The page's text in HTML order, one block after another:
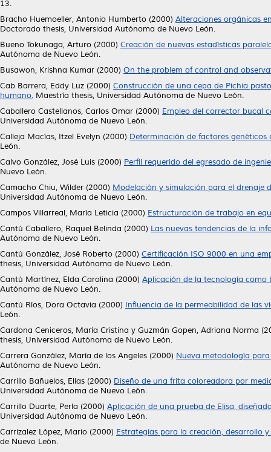
13.
Bracho Huemoeller, Antonio Humberto (2000) Alteraciones orgánicas
Doctorado thesis, Universidad Autónoma de Nuevo León.
Bueno Tokunaga, Arturo (2000) Creación de nuevas estadísticas
Autónoma de Nuevo León.
Busawon, Krishna Kumar (2000) On the problem of control and
Cab Barrera, Eddy Luz (2000) Construcción de una cepa de Pichia
humano. Maestría thesis, Universidad Autónoma de Nuevo León.
Caballero Castellanos, Carlos Omar (2000) Empleo del corrector bucal
Universidad Autónoma de Nuevo León.
Calleja Macías, Itzel Evelyn (2000) Determinación de factores
León.
Calvo González, José Luis (2000) Perfil requerido del egresado de
Nuevo León.
Camacho Chiu, Wilder (2000) Modelación y simulación para el drenaje
Universidad Autónoma de Nuevo León.
Campos Villarreal, María Leticia (2000) Estructuración de trabajo en
Cantú Caballero, Raquel Belinda (2000) Las nuevas tendencias de la
Autónoma de Nuevo León.
Cantú González, José Roberto (2000) Certificación ISO 9000 en una
thesis, Universidad Autónoma de Nuevo León.
Cantú Martínez, Elda Carolina (2000) Aplicación de la tecnología como
Autónoma de Nuevo León.
Cantú Ríos, Dora Octavia (2000) Influencia de la permeabilidad de las
León.
Cardona Ceniceros, María Cristina y Guzmán Gopen, Adriana Norma
thesis, Universidad Autónoma de Nuevo León.
Carrera González, María de los Angeles (2000) Nueva metodología
Autónoma de Nuevo León.
Carrillo Bañuelos, Elías (2000) Diseño de una frita coloreadora por
Universidad Autónoma de Nuevo León.
Carrillo Duarte, Perla (2000) Aplicación de una prueba de Elisa,
Universidad Autónoma de Nuevo León.
Carrizalez López, Mario (2000) Estrategias para la creación, desarrollo
de Nuevo León.